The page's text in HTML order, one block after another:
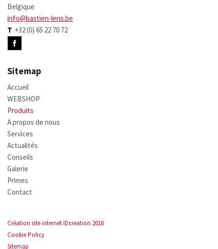
Belgique
info@bastien-lens.be
T +32 (0) 65 22 70 72
Sitemap
Accueil
WEBSHOP
Produits
A propos de nous
Services
Actualités
Conseils
Galerie
Primes
Contact
Création site internet IDcreation 2018
Cookie Policy
Sitemap